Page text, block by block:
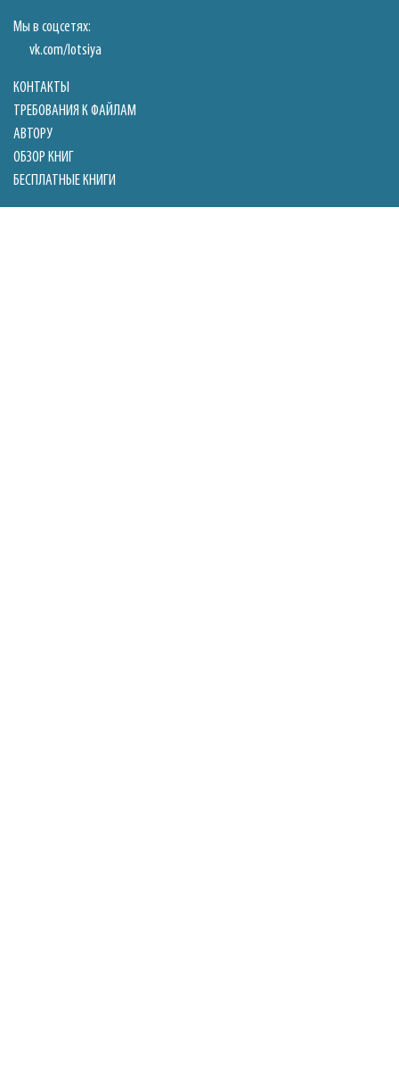
Мы в соцсетях:
vk.com/lotsiya
КОНТАКТЫ
ТРЕБОВАНИЯ К ФАЙЛАМ
АВТОРУ
ОБЗОР КНИГ
БЕСПЛАТНЫЕ КНИГИ